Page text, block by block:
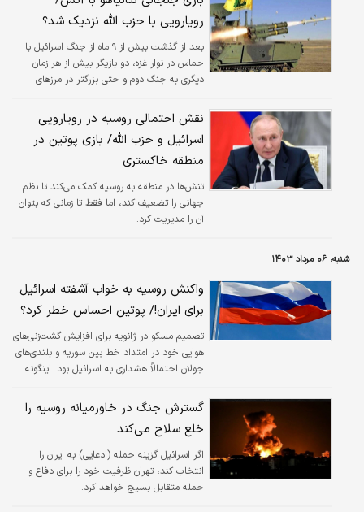
رویارویی با حزب الله نزدیک شد؟
بعد از گذشت بیش از ۹ ماه از جنگ اسرائیل با
حماس در نوار غزه، دو بازیگر بیش از هر زمان
دیگری به جنگ دوم و حتی بزرگتر در مرزهای
نقش احتمالی روسیه در رویارویی
اسرائیل و حزب الله/ بازی پوتین در
منطقه خاکستری
تنش‌ها در منطقه به روسیه کمک می‌کند تا نظم
جهانی را تضعیف کند، اما فقط تا زمانی که بتوان
آن را مدیریت کرد.
شنبه، ۰۶ مرداد ۱۴۰۳
واکنش روسیه به خواب آشفته اسرائیل
برای ایران!/ پوتین احساس خطر کرد؟
تصمیم مسکو در ژانویه برای افزایش گشت‌زنی‌های
هوایی خود در امتداد خط بین سوریه و بلندی‌های
جولان احتمالاً هشداری به اسرائیل بود. اینگونه
گرداب منطقه‌ای درگیر شود.
گسترش جنگ در خاورمیانه روسیه را
خلع سلاح می‌کند
اگر اسرائیل گزینه حمله (ادعایی) به ایران را
انتخاب کند، تهران ظرفیت خود را برای دفاع و
حمله متقابل بسیج خواهد کرد.